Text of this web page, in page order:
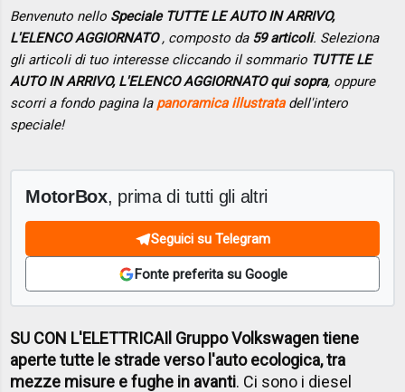
Benvenuto nello Speciale TUTTE LE AUTO IN ARRIVO,
L'ELENCO AGGIORNATO, composto da 59 articoli. Seleziona
gli articoli di tuo interesse cliccando il sommario TUTTE LE
AUTO IN ARRIVO, L'ELENCO AGGIORNATO qui sopra, oppure
scorri a fondo pagina la panoramica illustratadell'intero
speciale!
MotorBox, prima di tutti gli altri
Seguici su Telegram
Fonte preferita su Google
SU CON L'ELETTRICAIl Gruppo Volkswagen tiene
aperte tutte le strade verso l'auto ecologica, tra
mezze misure e fughe in avanti. Ci sono i diesel